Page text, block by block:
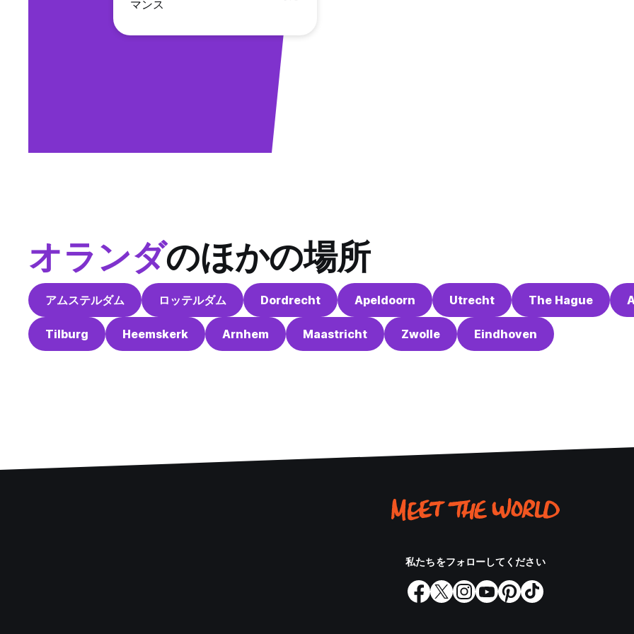
マンス
オランダのほかの場所
アムステルダム ロッテルダム Dordrecht Apeldoorn Utrecht The Hague
Tilburg Heemskerk Arnhem Maastricht Zwolle Eindhoven
私たちをフォローしてください